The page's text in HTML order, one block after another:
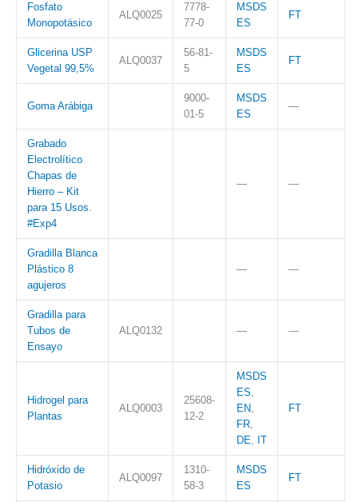
Fosfato
Monopotásico
ALQ0025
7778-
77-0
MSDS
ES
FT
Glicerina USP
Vegetal 99,5%
ALQ0037
56-81-
5
MSDS
ES
FT
Goma Arábiga
9000-
01-5
MSDS
ES
—
Grabado
Electrolítico
Chapas de
Hierro – Kit
para 15 Usos.
#Exp4
— —
Gradilla Blanca
Plástico 8
agujeros
— —
Gradilla para
Tubos de
Ensayo
ALQ0132 — —
Hidrogel para
Plantas
ALQ0003
25608-
12-2
MSDS
ES,
EN,
FR,
DE, IT
FT
Hidróxido de
Potasio
ALQ0097
1310-
58-3
MSDS
ES
FT